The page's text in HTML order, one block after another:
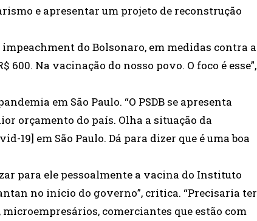
e apresentar um projeto de reconstrução
do Bolsonaro, em medidas contra a
Na vacinação do nosso povo. O foco é esse”,
em São Paulo. “O PSDB se apresenta
orçamento do país. Olha a situação da
19] em São Paulo. Dá para dizer que é uma boa
para ele pessoalmente a vacina do Instituto
no início do governo”, critica. “Precisaria ter
comerciantes que estão com